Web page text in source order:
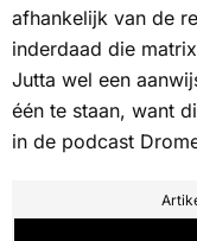
afhankelijk van de
inderdaad die
Jutta wel een
één te staan, want
in de podcast